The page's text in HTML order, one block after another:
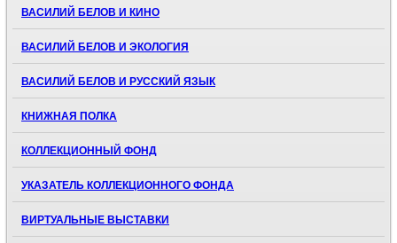
ВАСИЛИЙ БЕЛОВ И КИНО
ВАСИЛИЙ БЕЛОВ И ЭКОЛОГИЯ
ВАСИЛИЙ БЕЛОВ И РУССКИЙ ЯЗЫК
КНИЖНАЯ ПОЛКА
КОЛЛЕКЦИОННЫЙ ФОНД
УКАЗАТЕЛЬ КОЛЛЕКЦИОННОГО ФОНДА
ВИРТУАЛЬНЫЕ ВЫСТАВКИ